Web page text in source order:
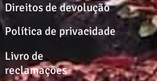
Direitos de devolução
Política de privacidade
Livro de
reclamações